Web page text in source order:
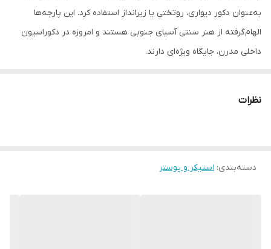
به‌عنوان دکور دیواری، روتختی یا زیرانداز استفاده کرد. این پارچه‌ها
الهام‌گرفته از هنر سنتی آسیای جنوبی هستند و امروزه در دکوراسیون
داخلی مدرن، جایگاه ویژه‌ای دارند.
شست‌وشو در ماشین لباسشویی هستند، بدون نگرانی از افت کیفیت یا
آرامش‌بخش و متفاوت ببخشید. طراحی‌های متنوع و چشم‌نواز آن‌ها
نظرات
دسته‌بندی: استیکر و پوستر